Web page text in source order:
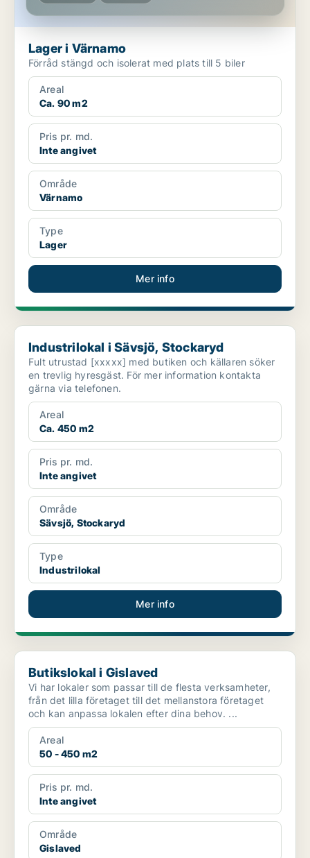
Lager i Värnamo
Förråd stängd och isolerat med plats till 5 biler
Areal
Ca. 90 m2
Pris pr. md.
Inte angivet
Område
Värnamo
Type
Lager
Mer info
Industrilokal i Sävsjö, Stockaryd
Industrilokal i Sävsjö, Stockaryd
Fult utrustad [xxxxx] med butiken och källaren söker
en trevlig hyresgäst. För mer information kontakta
gärna via telefonen.
Areal
Ca. 450 m2
Pris pr. md.
Inte angivet
Område
Sävsjö, Stockaryd
Type
Industrilokal
Mer info
Butikslokal i Gislaved
Butikslokal i Gislaved
Vi har lokaler som passar till de flesta verksamheter,
från det lilla företaget till det mellanstora företaget
och kan anpassa lokalen efter dina behov. ...
Areal
50 - 450 m2
Pris pr. md.
Inte angivet
Område
Gislaved